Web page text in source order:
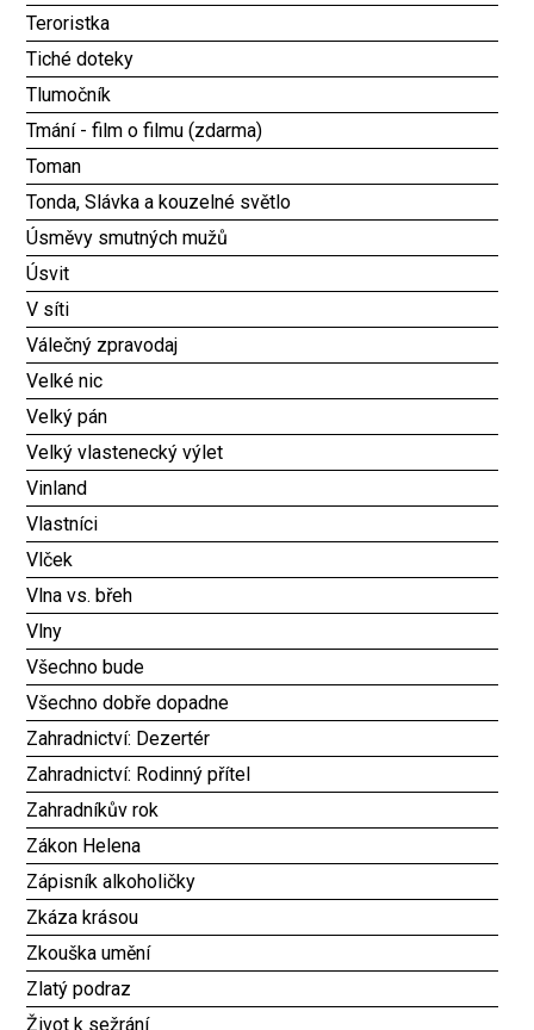
Teroristka
Tiché doteky
Tlumočník
Tmání - film o filmu (zdarma)
Toman
Tonda, Slávka a kouzelné světlo
Úsměvy smutných mužů
Úsvit
V síti
Válečný zpravodaj
Velké nic
Velký pán
Velký vlastenecký výlet
Vinland
Vlastníci
Vlček
Vlna vs. břeh
Vlny
Všechno bude
Všechno dobře dopadne
Zahradnictví: Dezertér
Zahradnictví: Rodinný přítel
Zahradníkův rok
Zákon Helena
Zápisník alkoholičky
Zkáza krásou
Zkouška umění
Zlatý podraz
Život k sežrání